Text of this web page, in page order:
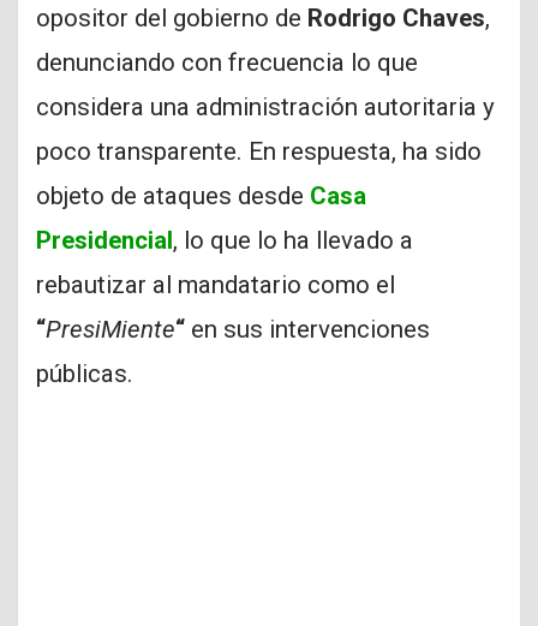
opositor del gobierno de Rodrigo Chaves,
denunciando con frecuencia lo que
considera una administración autoritaria y
poco transparente. En respuesta, ha sido
objeto de ataques desde Casa
Presidencial, lo que lo ha llevado a
rebautizar al mandatario como el
“PresiMiente“ en sus intervenciones
públicas.